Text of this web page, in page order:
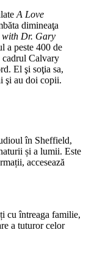
A Love
dimineaţa
with Dr. Gary
a peste 400 de
cadrul Calvary
El şi soţia sa,
şi au doi copii.
în Sheffield,
și a lumii. Este
accesează
cu întreaga familie,
a tuturor celor